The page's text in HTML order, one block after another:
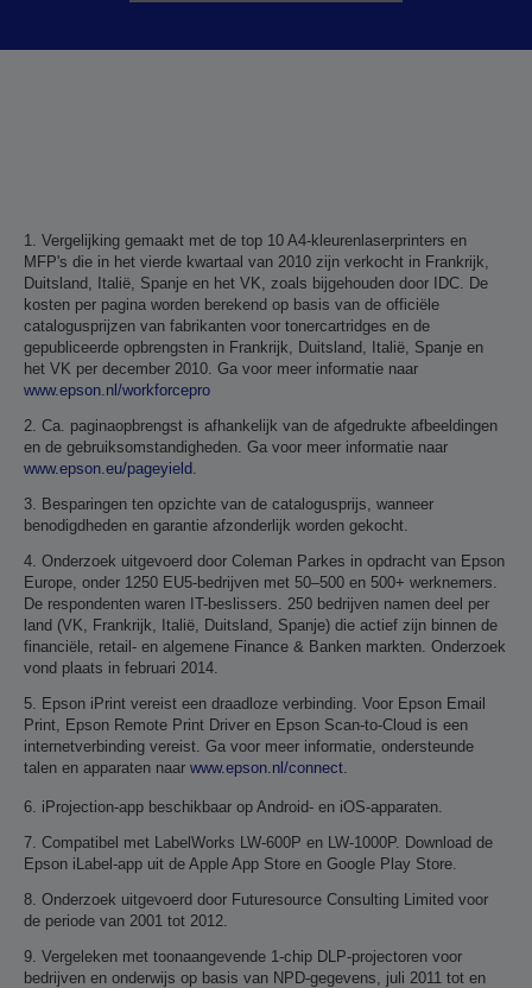
1. Vergelijking gemaakt met de top 10 A4-kleurenlaserprinters en
MFP's die in het vierde kwartaal van 2010 zijn verkocht in Frankrijk,
Duitsland, Italië, Spanje en het VK, zoals bijgehouden door IDC. De
kosten per pagina worden berekend op basis van de officiële
catalogusprijzen van fabrikanten voor tonercartridges en de
gepubliceerde opbrengsten in Frankrijk, Duitsland, Italië, Spanje en
het VK per december 2010. Ga voor meer informatie naar
www.epson.nl/workforcepro
2. Ca. paginaopbrengst is afhankelijk van de afgedrukte afbeeldingen
en de gebruiksomstandigheden. Ga voor meer informatie naar
www.epson.eu/pageyield
3. Besparingen ten opzichte van de catalogusprijs, wanneer
benodigdheden en garantie afzonderlijk worden gekocht.
4. Onderzoek uitgevoerd door Coleman Parkes in opdracht van Epson
Europe, onder 1250 EU5-bedrijven met 50–500 en 500+ werknemers.
De respondenten waren IT-beslissers. 250 bedrijven namen deel per
land (VK, Frankrijk, Italië, Duitsland, Spanje) die actief zijn binnen de
financiële, retail- en algemene Finance & Banken markten. Onderzoek
vond plaats in februari 2014.
5. Epson iPrint vereist een draadloze verbinding. Voor Epson Email
Print, Epson Remote Print Driver en Epson Scan-to-Cloud is een
internetverbinding vereist. Ga voor meer informatie, ondersteunde
talen en apparaten naar www.epson.nl/connect
6. iProjection-app beschikbaar op Android- en iOS-apparaten.
7. Compatibel met LabelWorks LW-600P en LW-1000P. Download de
Epson iLabel-app uit de Apple App Store en Google Play Store.
8. Onderzoek uitgevoerd door Futuresource Consulting Limited voor
de periode van 2001 tot 2012.
9. Vergeleken met toonaangevende 1-chip DLP-projectoren voor
bedrijven en onderwijs op basis van NPD-gegevens, juli 2011 tot en